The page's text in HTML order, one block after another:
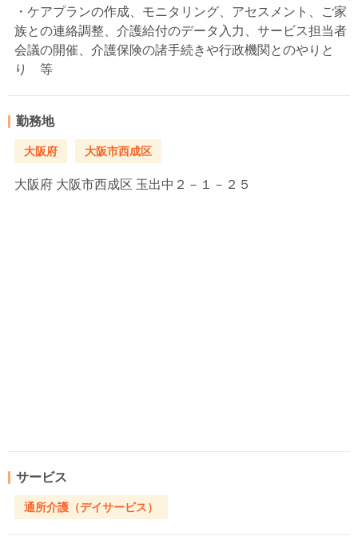
・ケアプランの作成、モニタリング、アセスメント、ご家
族との連絡調整、介護給付のデータ入力、サービス担当者
会議の開催、介護保険の諸手続きや行政機関とのやりと
り 等
勤務地
大阪府 大阪市西成区
大阪府 大阪市西成区 玉出中２－１－２５
サービス
通所介護（デイサービス）